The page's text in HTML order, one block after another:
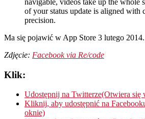
of your status update is aligned with
precision.
Ma się pojawić w App Store 3 lutego 2014.
Zdjęcie: Facebook via Re/code
Klik:
Udostępnij na Twitterze(Otwiera
Kliknij, aby udostępnić na
oknie)